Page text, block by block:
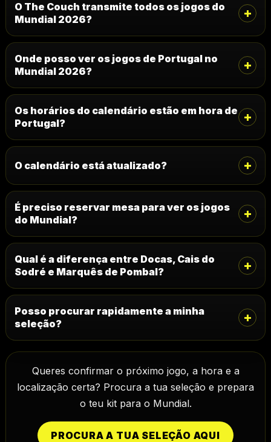
O The Couch transmite todos os jogos do
Mundial 2026?
+
Onde posso ver os jogos de Portugal no
Mundial 2026?
+
Os horários do calendário estão em hora de
Portugal?
+
O calendário está atualizado? +
É preciso reservar mesa para ver os jogos
do Mundial?
+
Qual é a diferença entre Docas, Cais do
Sodré e Marquês de Pombal?
+
Posso procurar rapidamente a minha
seleção?
+
Queres confirmar o próximo jogo, a hora e a
localização certa? Procura a tua seleção e prepara
o teu kit para o Mundial.
PROCURA A TUA SELEÇÃO AQUI